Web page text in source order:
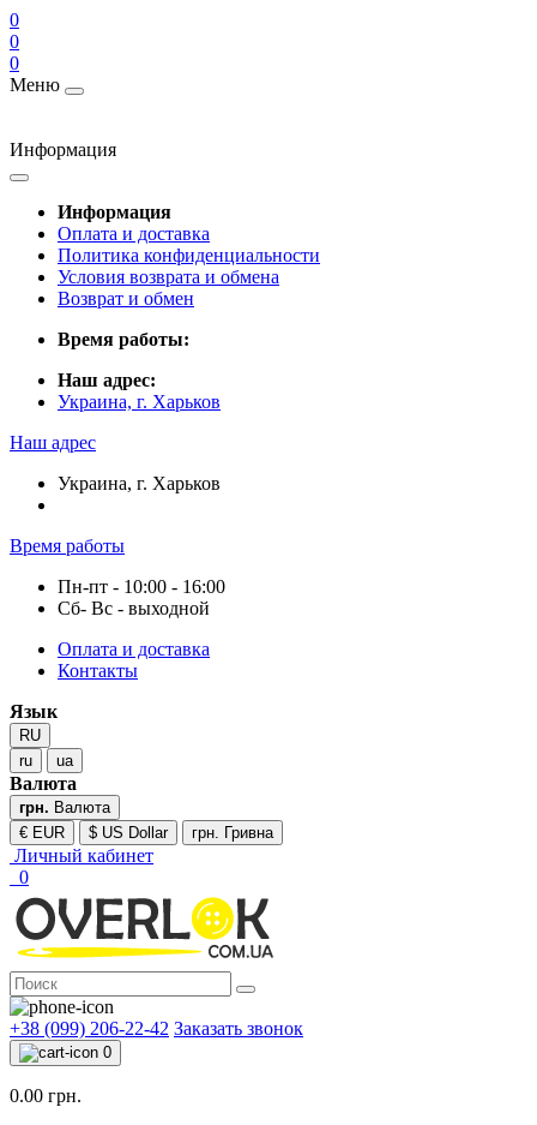
0
0
0
Меню
Информация
Информация
Оплата и доставка
Политика конфиденциальности
Условия возврата и обмена
Возврат и обмен
Время работы:
Наш адрес:
Украина, г. Харьков
Наш адрес
Украина, г. Харьков
Время работы
Пн-пт - 10:00 - 16:00
Сб- Вс - выходной
Оплата и доставка
Контакты
Язык
RU
ru
ua
Валюта
грн. Валюта
€ EUR
$ US Dollar грн. Гривна
Личный кабинет
0
+38 (099) 206-22-42 Заказать звонок
0
0.00 грн.